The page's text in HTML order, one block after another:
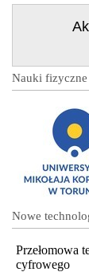
Nauki
Nowe
Przełomowa
cyfrowego